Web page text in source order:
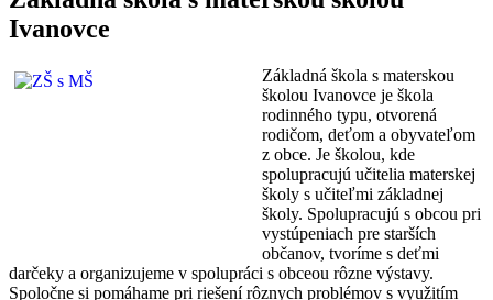
Ivanovce
Základná škola s materskou
školou Ivanovce je škola
rodinného typu, otvorená
rodičom, deťom a obyvateľom
z obce. Je školou, kde
spolupracujú učitelia materskej
školy s učiteľmi základnej
školy. Spolupracujú s obcou pri
vystúpeniach pre starších
občanov, tvoríme s deťmi
darčeky a organizujeme v spolupráci s obceou rôzne výstavy.
Spoločne si pomáhame pri riešení rôznych problémov s využitím